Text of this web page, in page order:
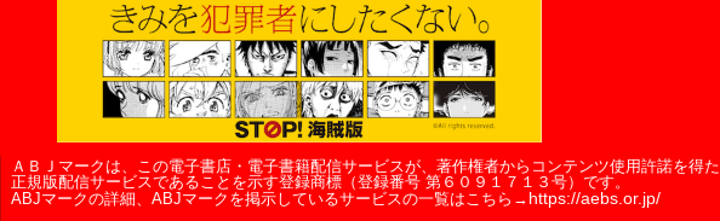
ＡＢＪマークは、この電子書店・電子書籍配信サービスが、著作権者からコンテンツ使用許諾を得た
正規版配信サービスであることを示す登録商標（登録番号 第６０９１７１３号）です。
ABJマークの詳細、ABJマークを掲示しているサービスの一覧はこちら→ https://aebs.or.jp/